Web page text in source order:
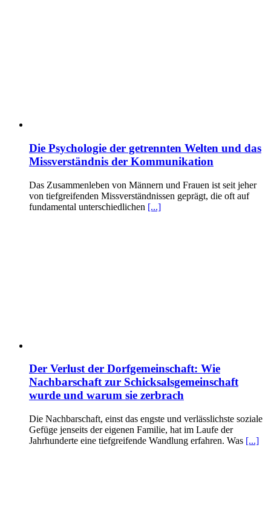
Die Psychologie der getrennten Welten und das
Missverständnis der Kommunikation
Das Zusammenleben von Männern und Frauen ist seit jeher
von tiefgreifenden Missverständnissen geprägt, die oft auf
fundamental unterschiedlichen [...]
Der Verlust der Dorfgemeinschaft: Wie
Nachbarschaft zur Schicksalsgemeinschaft
wurde und warum sie zerbrach
Die Nachbarschaft, einst das engste und verlässlichste soziale
Gefüge jenseits der eigenen Familie, hat im Laufe der
Jahrhunderte eine tiefgreifende Wandlung erfahren. Was [...]